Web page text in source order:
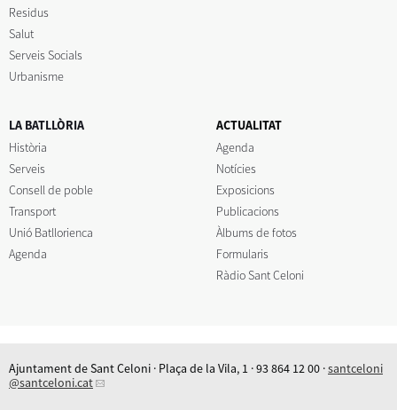
Residus
Salut
Serveis Socials
Urbanisme
LA BATLLÒRIA
Història
Serveis
Consell de poble
Transport
Unió Batllorienca
Agenda
ACTUALITAT
Agenda
Notícies
Exposicions
Publicacions
Àlbums de fotos
Formularis
Ràdio Sant Celoni
Ajuntament de Sant Celoni · Plaça de la Vila, 1 · 93 864 12 00 ·santceloni
@santceloni.cat